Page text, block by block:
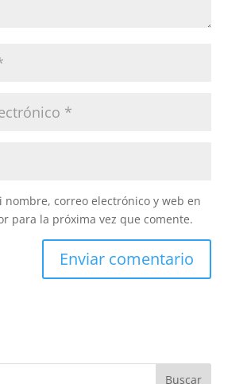
nombre, correo electrónico y web en
para la próxima vez que comente.